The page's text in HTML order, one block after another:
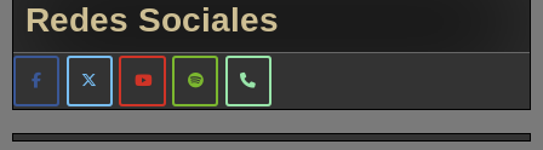
Redes Sociales